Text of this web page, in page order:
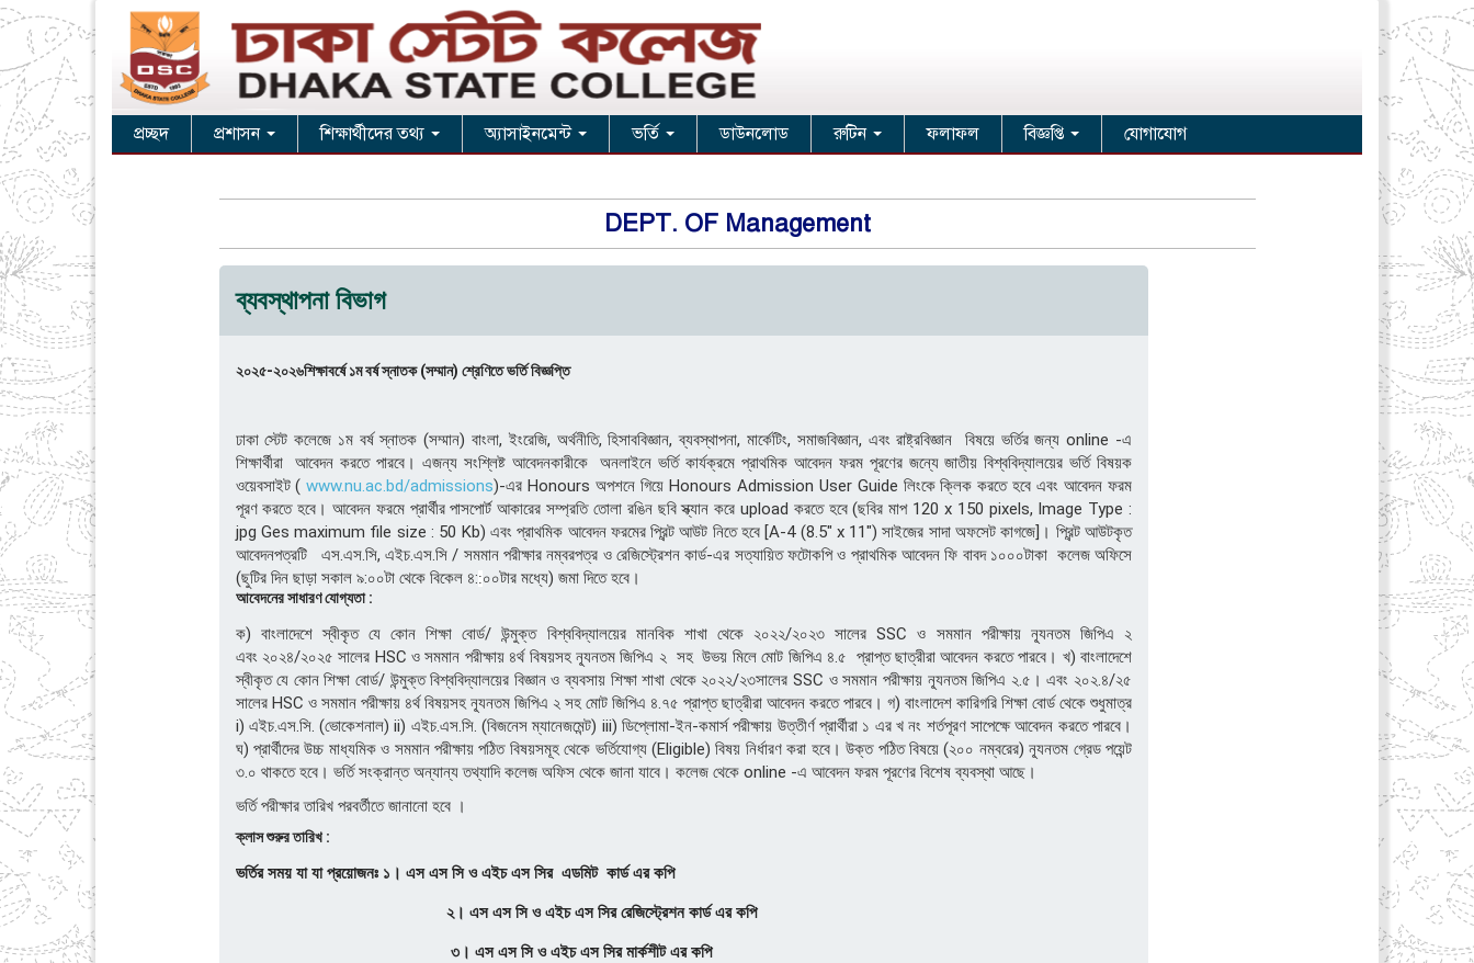
প্রচ্ছদ প্রশাসন শিক্ষার্থীদের তথ্য অ্যাসাইনমেন্ট ভর্তি ডাউনলোড রুটিন ফলাফল বিজ্ঞপ্তি যোগাযোগ
DEPT. OF Management
ব্যবস্থাপনা বিভাগ
২০২৫-২০২৬শিক্ষাবর্ষে ১ম বর্ষ স্নাতক (সম্মান) শ্রেণিতে ভর্তি বিজ্ঞপ্তি
ঢাকা স্টেট কলেজে ১ম বর্ষ স্নাতক (সম্মান) বাংলা, ইংরেজি, অর্থনীতি, হিসাববিজ্ঞান, ব্যবস্থাপনা, মার্কেটিং, সমাজবিজ্ঞান, এবং রাষ্ট্রবিজ্ঞান বিষয়ে ভর্তির জন্য online -এ
শিক্ষার্থীরা আবেদন করতে পারবে। এজন্য সংশ্লিষ্ট আবেদনকারীকে অনলাইনে ভর্তি কার্যক্রমে প্রাথমিক আবেদন ফরম পূরণের জন্যে জাতীয় বিশ্ববিদ্যালয়ের ভর্তি বিষয়ক
ওয়েবসাইট ( www.nu.ac.bd/admissions)-এর Honours অপশনে গিয়ে Honours Admission User Guide লিংকে ক্লিক করতে হবে এবং আবেদন ফরম
পূরণ করতে হবে। আবেদন ফরমে প্রার্থীর পাসপোর্ট আকারের সম্প্রতি তোলা রঙিন ছবি স্ক্যান করে upload করতে হবে (ছবির মাপ 120 x 150 pixels, Image Type :
jpg Ges maximum file size : 50 Kb) এবং প্রাথমিক আবেদন ফরমের প্রিন্ট আউট নিতে হবে [A-4 (8.5" x 11") সাইজের সাদা অফসেট কাগজে]। প্রিন্ট আউটকৃত
আবেদনপত্রটি এস.এস.সি, এইচ.এস.সি / সমমান পরীক্ষার নম্বরপত্র ও রেজিস্ট্রেশন কার্ড-এর সত্যায়িত ফটোকপি ও প্রাথমিক আবেদন ফি বাবদ ১০০০টাকা কলেজ অফিসে
(ছুটির দিন ছাড়া সকাল ৯:০০টা থেকে বিকেল ৪::০০টার মধ্যে) জমা দিতে হবে।
আবেদনের সাধারণ যোগ্যতা :
ক) বাংলাদেশে স্বীকৃত যে কোন শিক্ষা বোর্ড/ উন্মুক্ত বিশ্ববিদ্যালয়ের মানবিক শাখা থেকে ২০২২/২০২৩ সালের SSC ও সমমান পরীক্ষায় ন্যূনতম জিপিএ ২
এবং ২০২৪/২০২৫ সালের HSC ও সমমান পরীক্ষায় ৪র্থ বিষয়সহ ন্যূনতম জিপিএ ২ সহ উভয় মিলে মোট জিপিএ ৪.৫ প্রাপ্ত ছাত্রীরা আবেদন করতে পারবে। খ) বাংলাদেশে
স্বীকৃত যে কোন শিক্ষা বোর্ড/ উন্মুক্ত বিশ্ববিদ্যালয়ের বিজ্ঞান ও ব্যবসায় শিক্ষা শাখা থেকে ২০২২/২৩সালের SSC ও সমমান পরীক্ষায় ন্যূনতম জিপিএ ২.৫। এবং ২০২.৪/২৫
সালের HSC ও সমমান পরীক্ষায় ৪র্থ বিষয়সহ ন্যূনতম জিপিএ ২ সহ মোট জিপিএ ৪.৭৫ প্রাপ্ত ছাত্রীরা আবেদন করতে পারবে। গ) বাংলাদেশ কারিগরি শিক্ষা বোর্ড থেকে শুধুমাত্র
i) এইচ.এস.সি. (ভোকেশনাল) ii) এইচ.এস.সি. (বিজনেস ম্যানেজমেন্ট) iii) ডিপ্লোমা-ইন-কমার্স পরীক্ষায় উত্তীর্ণ প্রার্থীরা ১ এর খ নং শর্তপূরণ সাপেক্ষে আবেদন করতে পারবে।
ঘ) প্রার্থীদের উচ্চ মাধ্যমিক ও সমমান পরীক্ষায় পঠিত বিষয়সমূহ থেকে ভর্তিযোগ্য (Eligible) বিষয় নির্ধারণ করা হবে। উক্ত পঠিত বিষয়ে (২০০ নম্বরের) ন্যূনতম গ্রেড পয়েন্ট
৩.০ থাকতে হবে। ভর্তি সংক্রান্ত অন্যান্য তথ্যাদি কলেজ অফিস থেকে জানা যাবে। কলেজ থেকে online -এ আবেদন ফরম পূরণের বিশেষ ব্যবস্থা আছে।
ভর্তি পরীক্ষার তারিখ পরবর্তীতে জানানো হবে ।
ক্লাস শুরুর তারিখ :
ভর্তির সময় যা যা প্রয়োজনঃ ১। এস এস সি ও এইচ এস সির এডমিট কার্ড এর কপি
২। এস এস সি ও এইচ এস সির রেজিস্ট্রেশন কার্ড এর কপি
৩। এস এস সি ও এইচ এস সির মার্কশীট এর কপি